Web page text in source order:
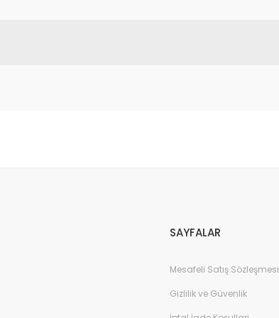
SAYFALAR
Mesafeli Satış Sözleşmesi
Gizlilik ve Güvenlik